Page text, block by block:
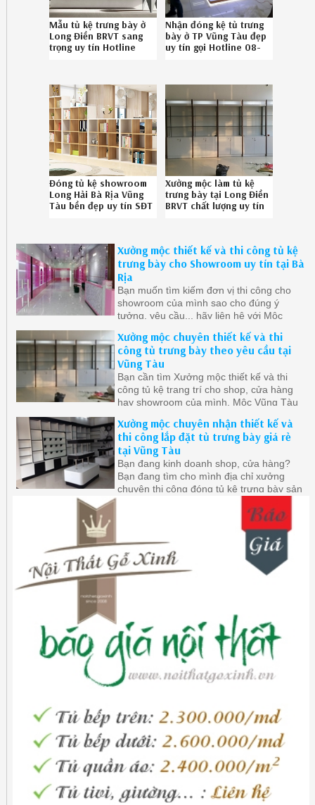
Mẫu tủ kệ trưng bày ở
Long Điền BRVT sang
trọng uy tín Hotline
Nhận đóng kệ tủ trưng
bày ở TP Vũng Tàu đẹp
uy tín gọi Hotline 08-
Đóng tủ kệ showroom
Long Hải Bà Rịa Vũng
Tàu bền đẹp uy tín SĐT
Xưởng mộc làm tủ kệ
trưng bày tại Long Điền
BRVT chất lượng uy tín
Xưởng mộc thiết kế và thi công tủ kệ
trưng bày cho Showroom uy tín tại Bà
Rịa
Bạn muốn tìm kiếm đơn vị thi công cho
showroom của mình sao cho đúng ý
tưởng, yêu cầu... hãy liên hệ với Mộc
yêu cầu của bạn.
Xưởng mộc chuyên thiết kế và thi
công tủ trưng bày theo yêu cầu tại
Vũng Tàu
Bạn cần tìm Xưởng mộc thiết kế và thi
công tủ kệ trang trí cho shop, cửa hàng
hay showroom của mình, Mộc Vũng Tàu
lĩnh vực thi công nội thất trưng bày dành
cho cửa hàng, showroom của quý khách
hàng, hãy liên hệ với chúng tôi để nhận
được những ưu đãi tốt nhất.
Xưởng mộc chuyên nhận thiết kế và
thi công lắp đặt tủ trưng bày giá rẻ
tại Vũng Tàu
Bạn đang kinh doanh shop, cửa hàng?
Bạn đang tìm cho mình địa chỉ xưởng
chuyên thi công đóng tủ kệ trưng bày sản
Xưởng Mộc Vũng Tàu ngay để nhận
được những ưu đãi tôt nhất.